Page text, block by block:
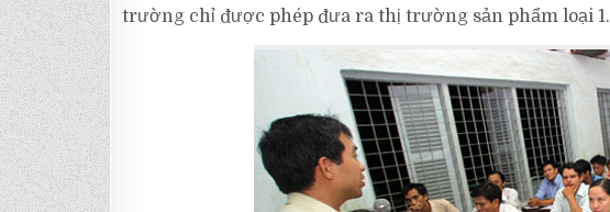
trường chỉ được phép đưa ra thị trường sản phẩm loại 1.